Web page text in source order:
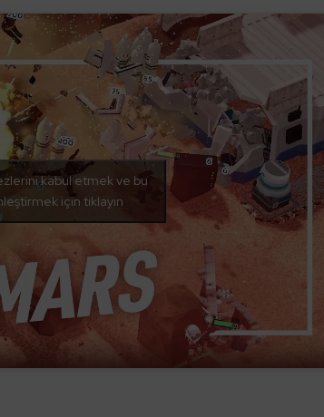
kabul etmek ve bu
için tıklayın